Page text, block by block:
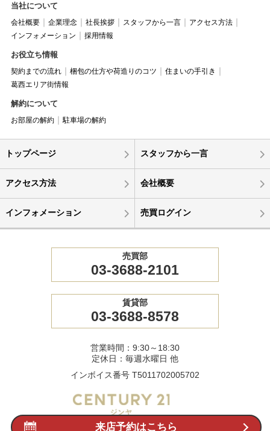
当社について
会社概要 企業理念 社長挨拶 スタッフから一言
アクセス方法
インフォメーション
採用情報
お役立ち情報
契約までの流れ 梱包の仕方や荷造りのコツ
住まいの手引き
葛西エリア街情報
解約について
お部屋の解約 駐車場の解約
トップページ スタッフから一言
アクセス方法 会社概要
インフォメーション 売買ログイン
売買部
03-3688-2101
賃貸部
03-3688-8578
営業時間：9:30～18:30
定休日：毎週水曜日 他
インボイス番号 T5011702005702
来店予約はこちら